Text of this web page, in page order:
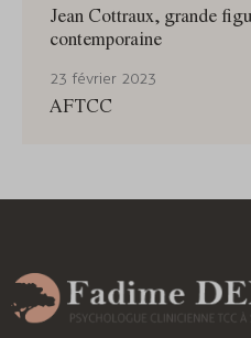
Jean Cottraux, grande
contemporaine
23 février 2023
AFTCC